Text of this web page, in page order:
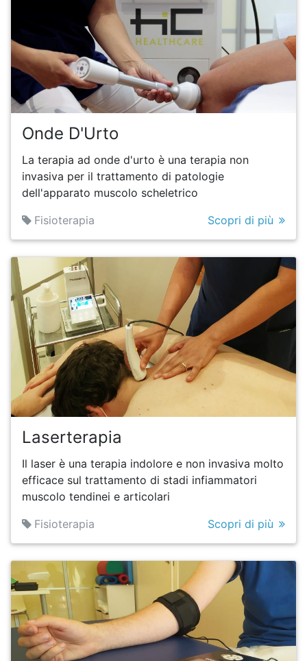
Onde D'Urto
La terapia ad onde d'urto è una terapia non
invasiva per il trattamento di patologie
dell'apparato muscolo scheletrico
Fisioterapia
Scopri di più
Laserterapia
Il laser è una terapia indolore e non invasiva molto
efficace sul trattamento di stadi infiammatori
muscolo tendinei e articolari
Fisioterapia
Scopri di più